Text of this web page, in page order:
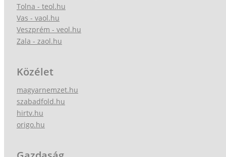
Tolna - teol.hu
Vas - vaol.hu
Veszprém - veol.hu
Zala - zaol.hu
Közélet
magyarnemzet.hu
szabadfold.hu
hirtv.hu
origo.hu